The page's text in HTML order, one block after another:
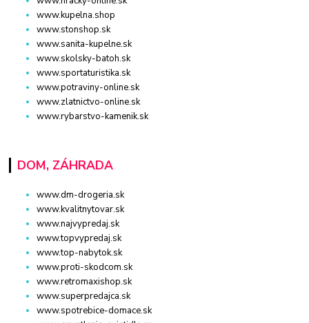
www.kupelna.shop
www.stonshop.sk
www.sanita-kupelne.sk
www.skolsky-batoh.sk
www.sportaturistika.sk
www.potraviny-online.sk
www.zlatnictvo-online.sk
www.rybarstvo-kamenik.sk
DOM, ZÁHRADA
www.dm-drogeria.sk
www.kvalitnytovar.sk
www.najvypredaj.sk
www.topvypredaj.sk
www.top-nabytok.sk
www.proti-skodcom.sk
www.retromaxishop.sk
www.superpredajca.sk
www.spotrebice-domace.sk